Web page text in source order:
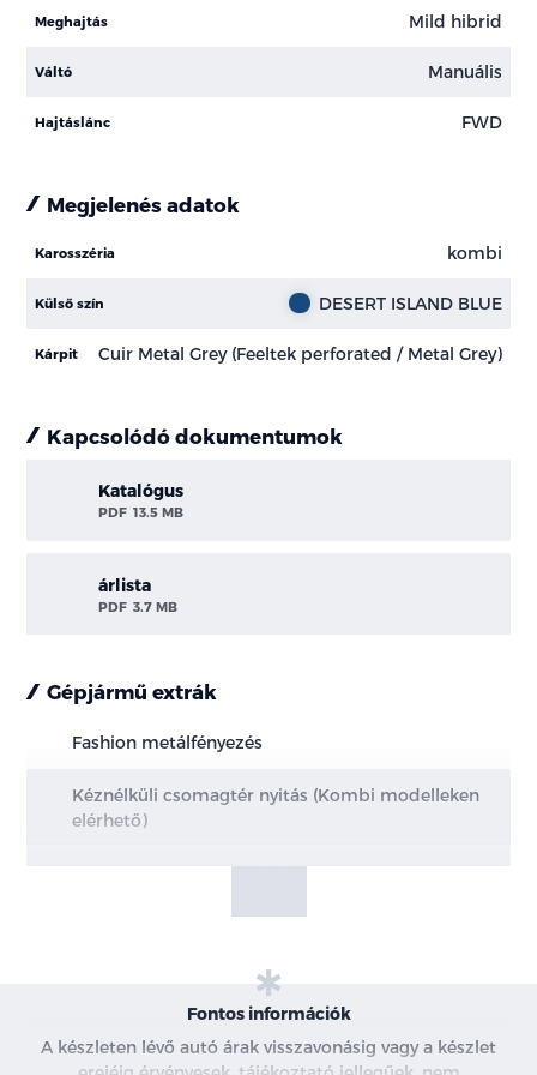
Meghajtás Mild hibrid
Váltó Manuális
Hajtáslánc FWD
Megjelenés adatok
Karosszéria kombi
Külső szín DESERT ISLAND BLUE
Kárpit Cuir Metal Grey (Feeltek perforated / Metal Grey)
Kapcsolódó dokumentumok
Katalógus
PDF 13.5 MB
árlista
PDF 3.7 MB
Gépjármű extrák
Fashion metálfényezés
Kéznélküli csomagtér nyitás (Kombi modelleken
elérhető)
ERGO Üléscsomag - mHEV modellek
Fontos információk
A készleten lévő autó árak visszavonásig vagy a készlet